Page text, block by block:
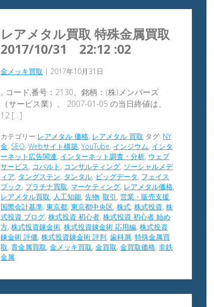
レアメタル買取 特殊金属買取
2017/10/31 22:12 :02
金メッキ買取 | 2017年10月31日
,, コード,番号：2130、銘柄：(株)メンバーズ
（サービス業）、 2007-01-05 の当日終値は、
12 […]
カテゴリー:レアメタル 価格, レアメタル 買取 タグ: NY
金, SEO,Webサイト構築,YouTube, インジウム, インタ
ーネット広告関連, インターネット調査・分析, ウェブ
サービス, コバルト , コンサルティング, ソーシャルメデ
ィア, タングステン, タンタル, ビッグデータ, フェイス
ブック, プラチナ買取, マーケティング, レアメタル価格,
レアメタル買取, 人工知能,先物,取引 ,営業・販売支援,
国際会計基準,東京都,東京都中央区,株式,株式投資,株
式投資 ブログ,株式投資 初心者,株式投資 初心者 始め
方,株式投資錬金術,株式投資錬金術 応用編,株式投資
錬金術 評価,株式投資錬金術 評判,歯科屑,特殊金属買
取,貴金属買取,金メッキ買取,金買取,金買取価格,非鉄
金属